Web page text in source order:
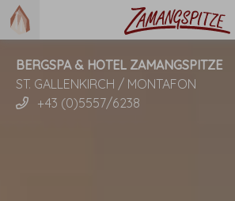
BERGSPA & HOTEL ZAMANGSPITZE
ST. GALLENKIRCH / MONTAFON
+43 (0)5557/6238